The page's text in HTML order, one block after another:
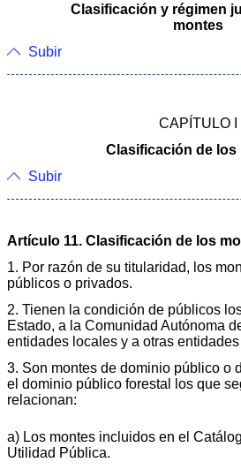
Clasificación y régimen
montes
Subir
CAPÍTULO I
Clasificación de los
Subir
Artículo 11. Clasificación de los
1. Por razón de su titularidad, los
públicos o privados.
2. Tienen la condición de públicos
Estado, a la Comunidad Autónoma
entidades locales y a otras
3. Son montes de dominio público o
el dominio público forestal los que
relacionan:
a) Los montes incluidos en el
Utilidad Pública.